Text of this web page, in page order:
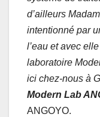
d’ailleurs
intentionné par
l’eau et avec
laboratoire
ici chez-nous à
Modern Lab
ANGOYO.